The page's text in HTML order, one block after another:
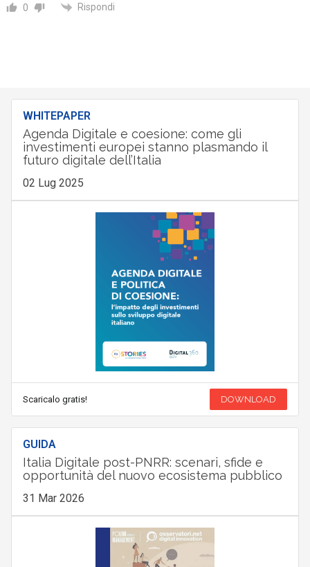
0 Rispondi
WHITEPAPER
Agenda Digitale e coesione: come gli
investimenti europei stanno plasmando il
futuro digitale dell’Italia
02 Lug 2025
Scaricalo gratis! DOWNLOAD
GUIDA
Italia Digitale post-PNRR: scenari, sfide e
opportunità del nuovo ecosistema pubblico
31 Mar 2026